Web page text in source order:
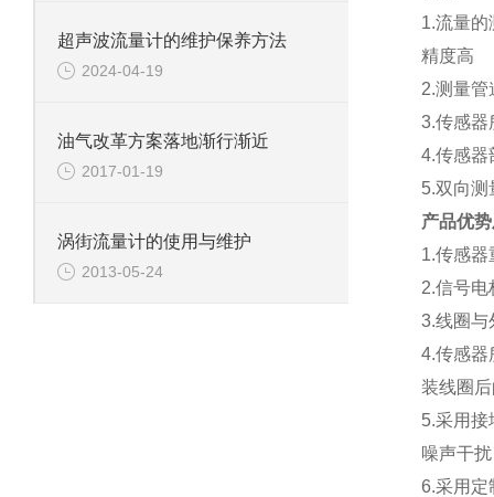
超声波流量计的维护保养方法
2024-04-19
油气改革方案落地渐行渐近
2017-01-19
涡街流量计的使用与维护
2013-05-24
1.流量
精度高
2.测量
3.传感器
4.传感器
5.双向测
产品优
1.传感
2.信号
3.线圈与
4.传感器
装线圈
5.采用
噪声干
6.采用定